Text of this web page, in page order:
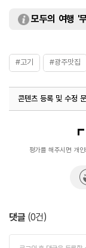
모두의 여행 '
#고기 #광주맛집
콘텐츠 등록 및 수정
평가를 해주시면 개
댓글 (0건)